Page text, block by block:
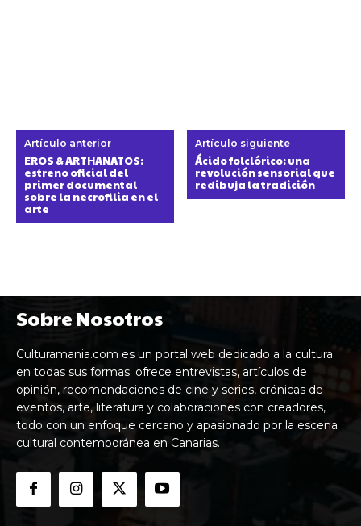
Artículo anterior
EROS & ARTHANATOS:
estreno oficial del
primer documental
sobre la necrofilia en el
arte
Artículo siguiente
Ácido folclórico: una
revolución sensorial que
redibuja la tradición
Sobre Nosotros
Culturamania.com es un portal web dedicado a la cultura
en todas sus formas: ofrece entrevistas, artículos de
opinión, recomendaciones de cine y series, crónicas de
eventos, arte, literatura y colaboraciones con creadores,
todo con un enfoque cercano y apasionado por la escena
cultural contemporánea en Canarias.